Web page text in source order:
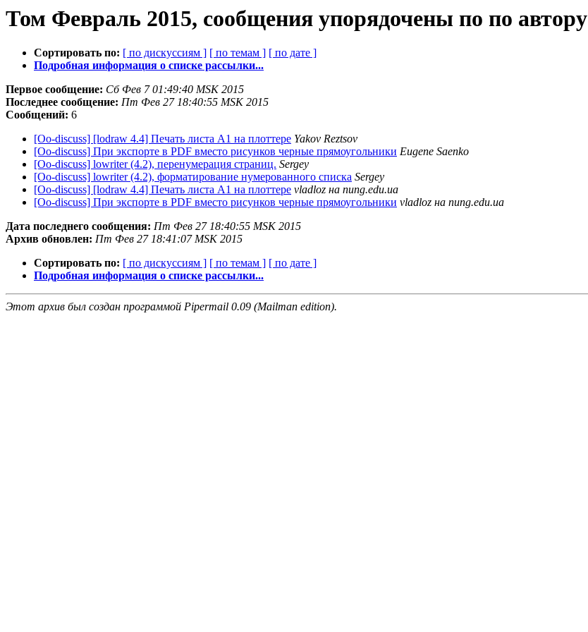
Том Февраль 2015, сообщения упорядочены по по автору
Сортировать по: [ по дискуссиям ] [ по темам ] [ по дате ]
Подробная информация о списке рассылки...
Первое сообщение: Сб Фев 7 01:49:40 MSK 2015
Последнее сообщение: Пт Фев 27 18:40:55 MSK 2015
Сообщений: 6
[Oo-discuss] [lodraw 4.4] Печать листа A1 на плоттере Yakov Reztsov
[Oo-discuss] При экспорте в PDF вместо рисунков черные прямоугольники Eugene Saenko
[Oo-discuss] lowriter (4.2), перенумерация страниц. Sergey
[Oo-discuss] lowriter (4.2), форматирование нумерованного списка Sergey
[Oo-discuss] [lodraw 4.4] Печать листа A1 на плоттере vladloz на nung.edu.ua
[Oo-discuss] При экспорте в PDF вместо рисунков черные прямоугольники vladloz на nung.edu.ua
Дата последнего сообщения: Пт Фев 27 18:40:55 MSK 2015
Архив обновлен: Пт Фев 27 18:41:07 MSK 2015
Сортировать по: [ по дискуссиям ] [ по темам ] [ по дате ]
Подробная информация о списке рассылки...
Этот архив был создан программой Pipermail 0.09 (Mailman edition).